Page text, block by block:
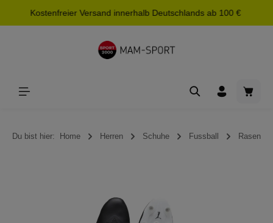
springen
Kostenfreier Versand innerhalb Deutschlands ab 100 €
Du bist hier: Home Herren Schuhe Fussball Rasen